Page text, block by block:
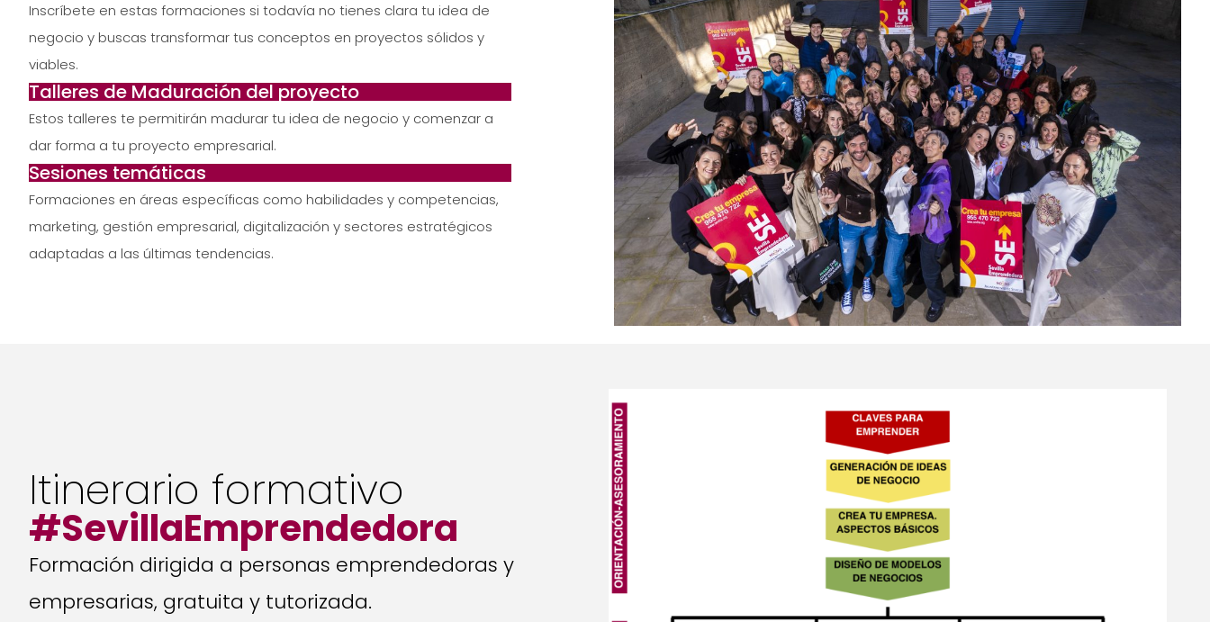
Inscríbete en estas formaciones si todavía no tienes clara tu idea de
negocio y buscas transformar tus conceptos en proyectos sólidos y
viables.
Talleres de Maduración del proyecto
Estos talleres te permitirán madurar tu idea de negocio y comenzar a
dar forma a tu proyecto empresarial.
Sesiones temáticas
Formaciones en áreas específicas como habilidades y competencias,
marketing, gestión empresarial, digitalización y sectores estratégicos
adaptadas a las últimas tendencias.
Itinerario formativo
#SevillaEmprendedora
Formación dirigida a personas emprendedoras y
empresarias, gratuita y tutorizada.